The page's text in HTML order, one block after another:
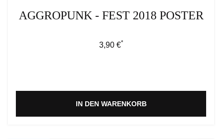
AGGROPUNK - FEST 2018 POSTER
Regulärer Preis:
3,90 €*
IN DEN WARENKORB